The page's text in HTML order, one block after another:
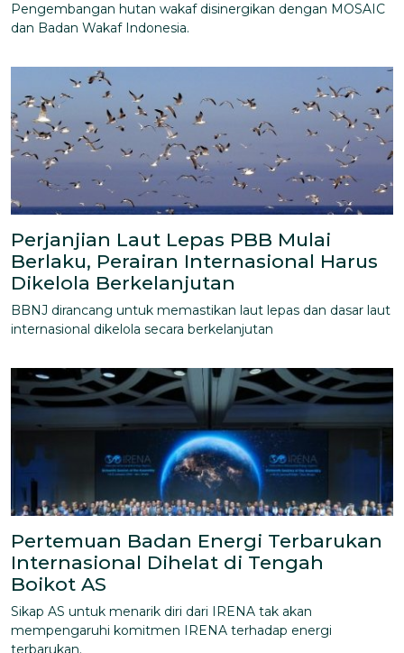
Pengembangan hutan wakaf disinergikan dengan MOSAIC
dan Badan Wakaf Indonesia.
Perjanjian Laut Lepas PBB Mulai
Berlaku, Perairan Internasional Harus
Dikelola Berkelanjutan
BBNJ dirancang untuk memastikan laut lepas dan dasar laut
internasional dikelola secara berkelanjutan
Pertemuan Badan Energi Terbarukan
Internasional Dihelat di Tengah
Boikot AS
Sikap AS untuk menarik diri dari IRENA tak akan
mempengaruhi komitmen IRENA terhadap energi
terbarukan.